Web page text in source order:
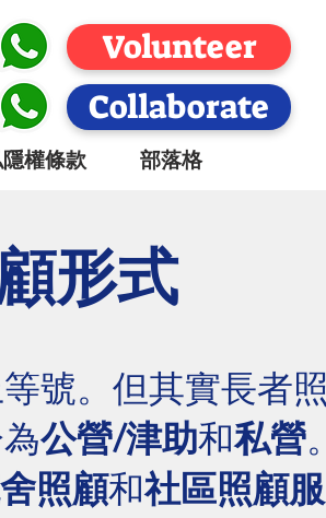
權條款 部落格
Volunteer
Collaborate
形式
號。但其實長者照
公營/津助和私營。
照顧和社區照顧服